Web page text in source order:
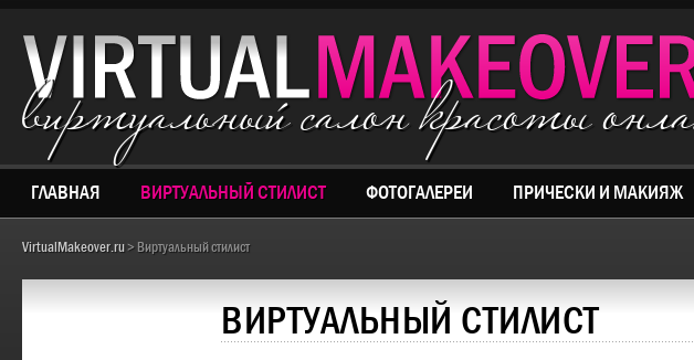
виртуальный салон красоты
ГЛАВНАЯ ВИРТУАЛЬНЫЙ СТИЛИСТ ФОТОГАЛЕРЕИ ПРИЧЕСКИ И МАКИЯЖ
VirtualMakeover.ru> Виртуальный стилист
ВИРТУАЛЬНЫЙ СТИЛИСТ